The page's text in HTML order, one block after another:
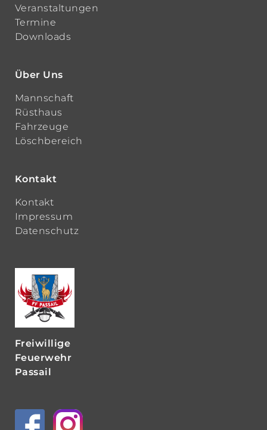
Veranstaltungen
Termine
Downloads
Über Uns
Mannschaft
Rüsthaus
Fahrzeuge
Löschbereich
Kontakt
Kontakt
Impressum
Datenschutz
Freiwillige
Feuerwehr
Passail